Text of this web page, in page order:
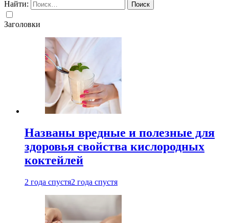
Найти:
Заголовки
Названы вредные и полезные для
здоровья свойства кислородных
коктейлей
2 года спустя2 года спустя